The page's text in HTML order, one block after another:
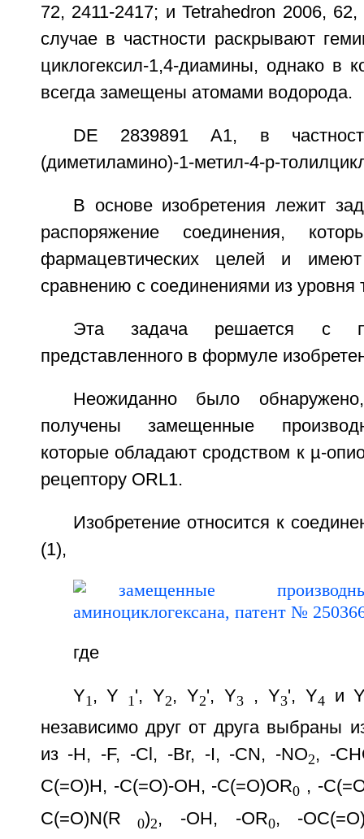
72, 2411-2417; и Tetrahedron 2006,
случае в частности раскрывают
циклогексил-1,4-диамины, однако в
всегда замещены атомами водорода.
DE 2839891 А1, в
(диметиламино)-1-метил-4-р-
В основе изобретения лежит
распоряжение соединения,
фармацевтических целей и
сравнению с соединениями из уровня
Эта задача решается с
представленного в формуле
Неожиданно было
получены замещенные
которые обладают сродством к µ-
рецептору ORL1.
Изобретение относится к
(1),
где
Y1, Y 1', Y2, Y2', Y3 , Y3', Y4 и
независимо друг от друга выбраны
из -Н, -F, -Cl, -Br, -I, -CN, -NO2, -
C(=O)H, -C(=O)-OH, -C(=O)OR0 , -
C(=O)N(R 0)2, -OH, -OR0, -